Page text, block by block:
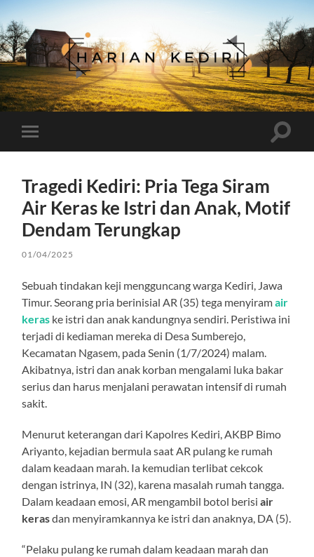
Harian
Kediri
mobile
Toggle
Tragedi Kediri: Pria Tega Siram
Air Keras ke Istri dan Anak, Motif
Dendam Terungkap
01/04/2025
Sebuah tindakan keji mengguncang warga Kediri, Jawa
Timur. Seorang pria berinisial AR (35) tega menyiramair
keras ke istri dan anak kandungnya sendiri. Peristiwa ini
terjadi di kediaman mereka di Desa Sumberejo,
Kecamatan Ngasem, pada Senin (1/7/2024) malam.
Akibatnya, istri dan anak korban mengalami luka bakar
serius dan harus menjalani perawatan intensif di rumah
sakit.
Menurut keterangan dari Kapolres Kediri, AKBP Bimo
Ariyanto, kejadian bermula saat AR pulang ke rumah
dalam keadaan marah. Ia kemudian terlibat cekcok
dengan istrinya, IN (32), karena masalah rumah tangga.
Dalam keadaan emosi, AR mengambil botol berisiair
kerasdan menyiramkannya ke istri dan anaknya, DA (5).
“Pelaku pulang ke rumah dalam keadaan marah dan